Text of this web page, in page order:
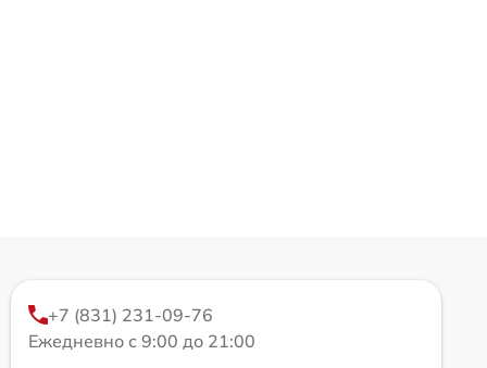
+7 (831) 231-09-76
Ежедневно с 9:00 до 21:00